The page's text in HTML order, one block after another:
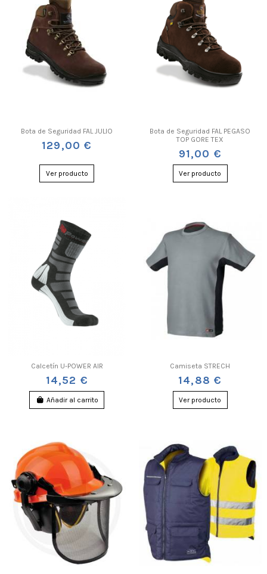
Bota de Seguridad FAL JULIO
129,00 €
Ver producto
Bota de Seguridad FAL PEGASO
TOP GORE TEX
91,00 €
Ver producto
Calcetín U-POWER AIR
14,52 €
Añadir al carrito
Camiseta STRECH
14,88 €
Ver producto